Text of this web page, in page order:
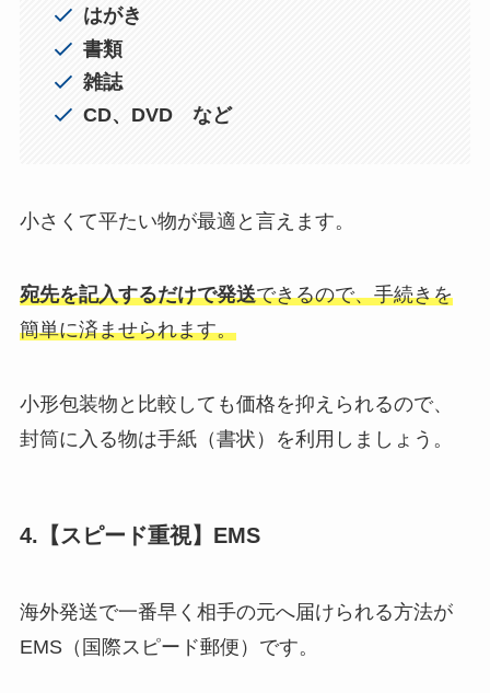
はがき
書類
雑誌
CD、DVD など
小さくて平たい物が最適と言えます。
宛先を記入するだけで発送できるので、手続きを
簡単に済ませられます。
小形包装物と比較しても価格を抑えられるので、
封筒に入る物は手紙（書状）を利用しましょう。
4.【スピード重視】EMS
海外発送で一番早く相手の元へ届けられる方法が
EMS（国際スピード郵便）です。